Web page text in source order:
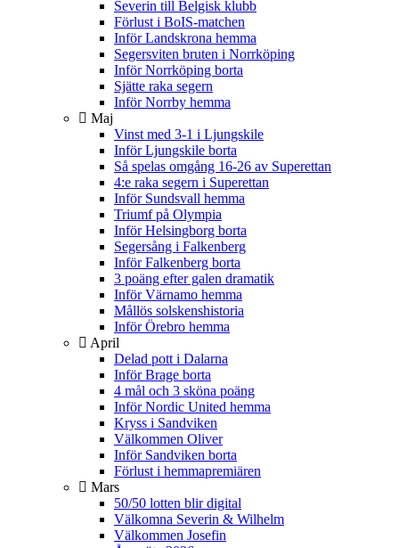
Severin till Belgisk klubb
Förlust i BoIS-matchen
Inför Landskrona hemma
Segersviten bruten i Norrköping
Inför Norrköping borta
Sjätte raka segern
Inför Norrby hemma
Maj
Vinst med 3-1 i Ljungskile
Inför Ljungskile borta
Så spelas omgång 16-26 av Superettan
4:e raka segern i Superettan
Inför Sundsvall hemma
Triumf på Olympia
Inför Helsingborg borta
Segersång i Falkenberg
Inför Falkenberg borta
3 poäng efter galen dramatik
Inför Värnamo hemma
Mållös solskenshistoria
Inför Örebro hemma
April
Delad pott i Dalarna
Inför Brage borta
4 mål och 3 sköna poäng
Inför Nordic United hemma
Kryss i Sandviken
Välkommen Oliver
Inför Sandviken borta
Förlust i hemmapremiären
Mars
50/50 lotten blir digital
Välkomna Severin & Wilhelm
Välkommen Josefin